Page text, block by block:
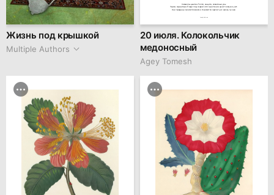
Жизнь под крышкой
Multiple Authors
Символы цветка: Тепло, защита, семейные узы.
Черты характера: Люди под эгидой этого растения ценят семью и уют.
Они преданы своим близким и стремятся сделать их жизнь лучше.
20 июля. Колокольчик
медоносный
Agey Tomesh